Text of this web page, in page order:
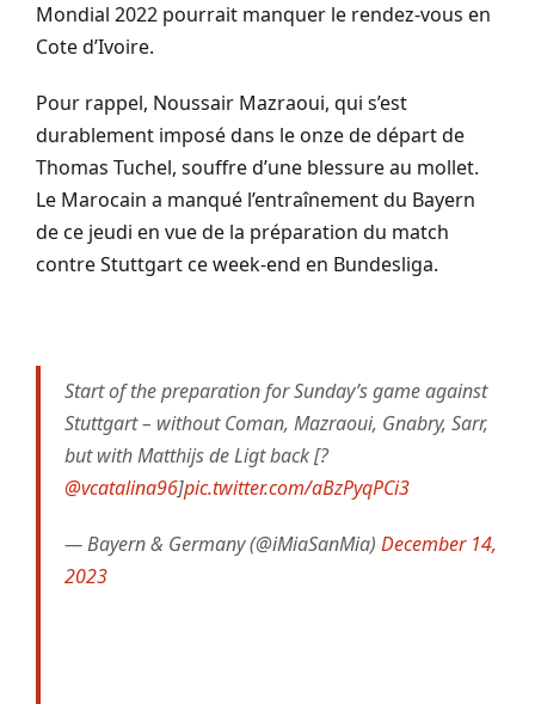
Mondial 2022 pourrait manquer le rendez-vous en
Cote d’Ivoire.
Pour rappel, Noussair Mazraoui, qui s’est
durablement imposé dans le onze de départ de
Thomas Tuchel, souffre d’une blessure au mollet.
Le Marocain a manqué l’entraînement du Bayern
de ce jeudi en vue de la préparation du match
contre Stuttgart ce week-end en Bundesliga.
Start of the preparation for Sunday’s game against
Stuttgart – without Coman, Mazraoui, Gnabry, Sarr,
but with Matthijs de Ligt back [?
@vcatalina96]pic.twitter.com/aBzPyqPCi3
— Bayern & Germany (@iMiaSanMia) December 14,
2023